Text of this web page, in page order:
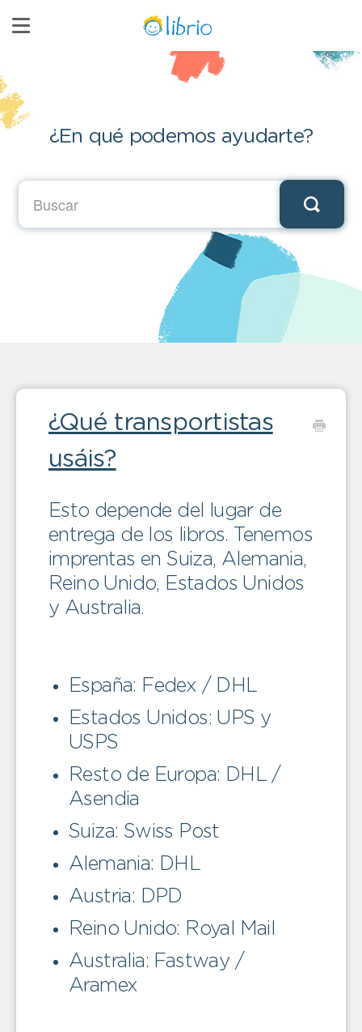
Toggle
Navigation
Contacto
Ir a librio.com
¿En qué podemos ayudarte?
¿Qué transportistas
usáis?
Esto depende del lugar de
entrega de los libros. Tenemos
imprentas en Suiza, Alemania,
Reino Unido, Estados Unidos
y Australia.
España: Fedex / DHL
Estados Unidos: UPS y
USPS
Resto de Europa: DHL /
Asendia
Suiza: Swiss Post
Alemania: DHL
Austria: DPD
Reino Unido: Royal Mail
Australia: Fastway /
Aramex